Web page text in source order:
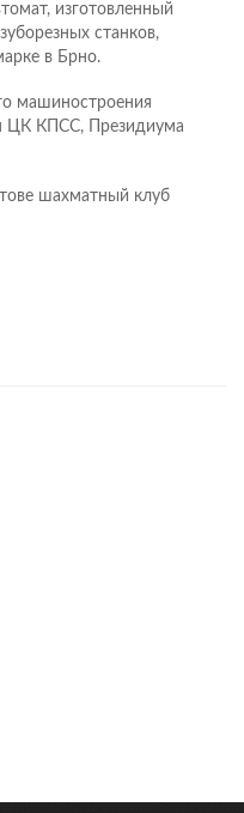
изготовленный
станков,
в Брно.
машиностроения
ЦК КПСС, Президиума
шахматный клуб